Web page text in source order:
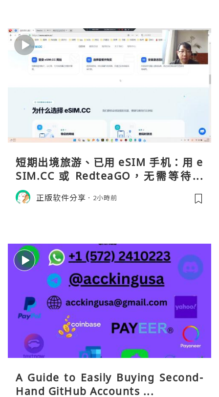
短期出境旅游、已用 eSIM 手机：用 e
SIM.CC 或 RedteaGO，无需等待收
货。需要“当地号码 + 通话短信”（如
打车、外卖、客户联络）：优先 Redt
正版软件分享 2小時前
A Guide to Easily Buying Second-
Hand GitHub Accounts ...